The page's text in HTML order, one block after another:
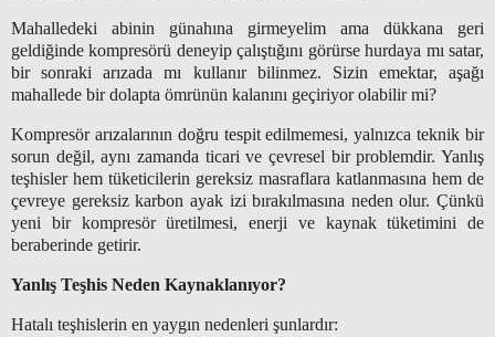
Mahalledeki abinin günahına girmeyelim ama dükkana geri
geldiğinde kompresörü deneyip çalıştığını görürse hurdaya mı satar,
bir sonraki arızada mı kullanır bilinmez. Sizin emektar, aşağı
mahallede bir dolapta ömrünün kalanını geçiriyor olabilir mi?
Kompresör arızalarının doğru tespit edilmemesi, yalnızca teknik bir
sorun değil, aynı zamanda ticari ve çevresel bir problemdir. Yanlış
teşhisler hem tüketicilerin gereksiz masraflara katlanmasına hem de
çevreye gereksiz karbon ayak izi bırakılmasına neden olur. Çünkü
yeni bir kompresör üretilmesi, enerji ve kaynak tüketimini de
beraberinde getirir.
Yanlış Teşhis Neden Kaynaklanıyor?
Hatalı teşhislerin en yaygın nedenleri şunlardır: